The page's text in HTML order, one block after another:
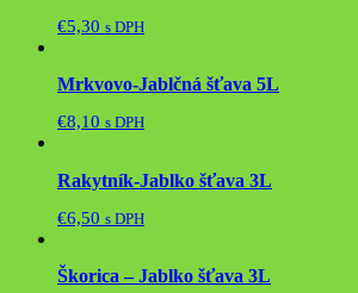
€5,30 s DPH
Mrkvovo-Jablčná šťava 5L
€8,10 s DPH
Rakytník-Jablko šťava 3L
€6,50 s DPH
Škorica – Jablko šťava 3L